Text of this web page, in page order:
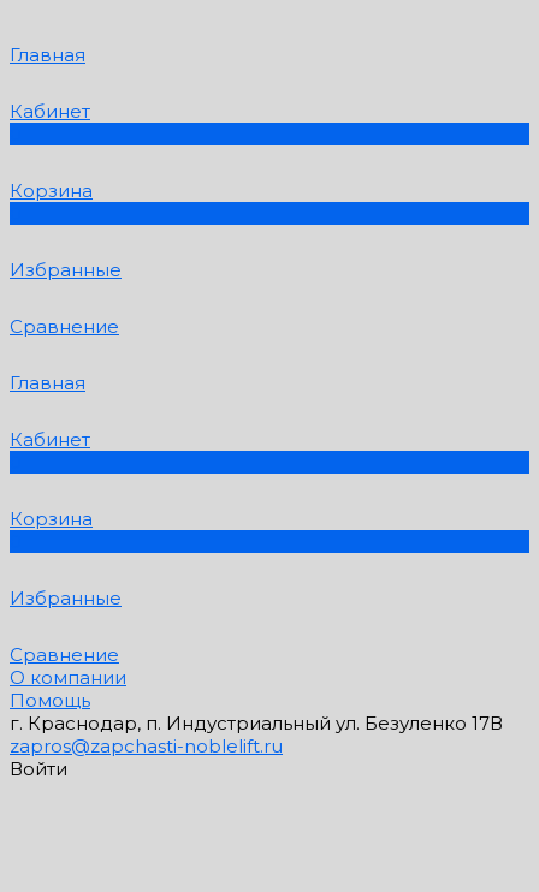
Главная
Кабинет
Корзина
Избранные
Сравнение
Главная
Кабинет
Корзина
Избранные
Сравнение
О компании
Помощь
г. Краснодар, п. Индустриальный ул. Безуленко 17В
zapros@zapchasti-noblelift.ru
Войти